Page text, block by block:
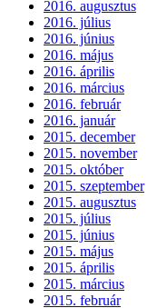
2016. augusztus
2016. július
2016. június
2016. május
2016. április
2016. március
2016. február
2016. január
2015. december
2015. november
2015. október
2015. szeptember
2015. augusztus
2015. július
2015. június
2015. május
2015. április
2015. március
2015. február